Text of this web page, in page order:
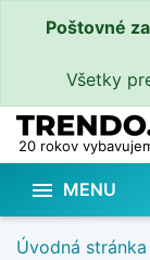
Poštovné
Všetky
20 rokov
 MENU
Úvodná stránka